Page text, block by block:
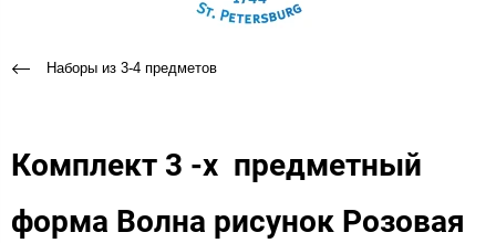
Наборы из 3-4 предметов
Комплект 3 -х предметный
форма Волна рисунок Розовая